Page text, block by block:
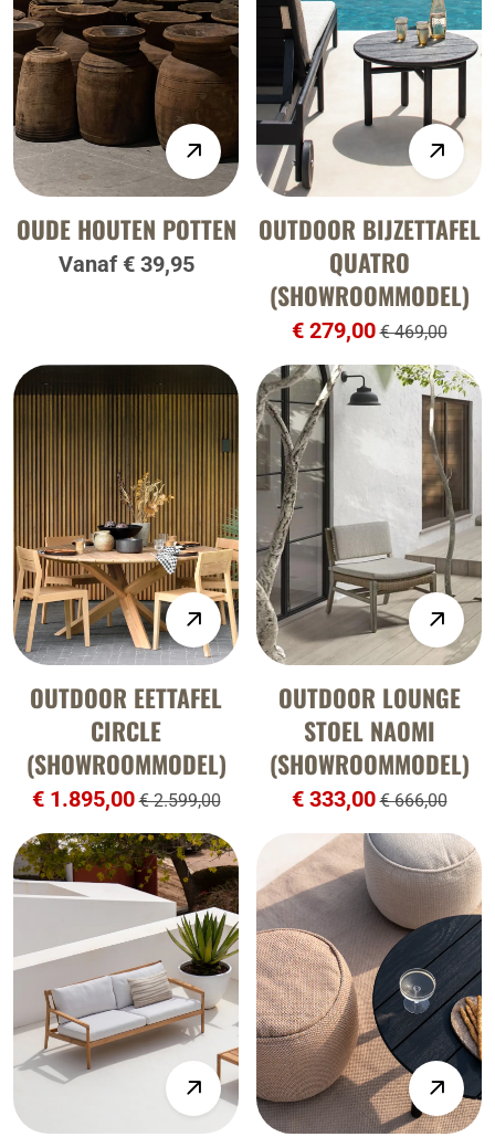
OUDE HOUTEN POTTEN
Vanaf € 39,95
OUTDOOR BIJZETTAFEL
QUATRO
(SHOWROOMMODEL)
€ 279,00 € 469,00
OUTDOOR EETTAFEL
CIRCLE
(SHOWROOMMODEL)
€ 1.895,00 € 2.599,00
OUTDOOR LOUNGE
STOEL NAOMI
(SHOWROOMMODEL)
€ 333,00 € 666,00